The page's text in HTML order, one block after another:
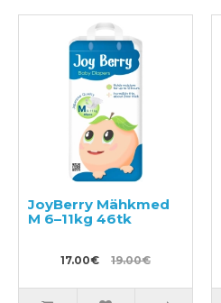
JoyBerry Mähkmed
M 6–11kg 46tk
17.00€ 19.00€